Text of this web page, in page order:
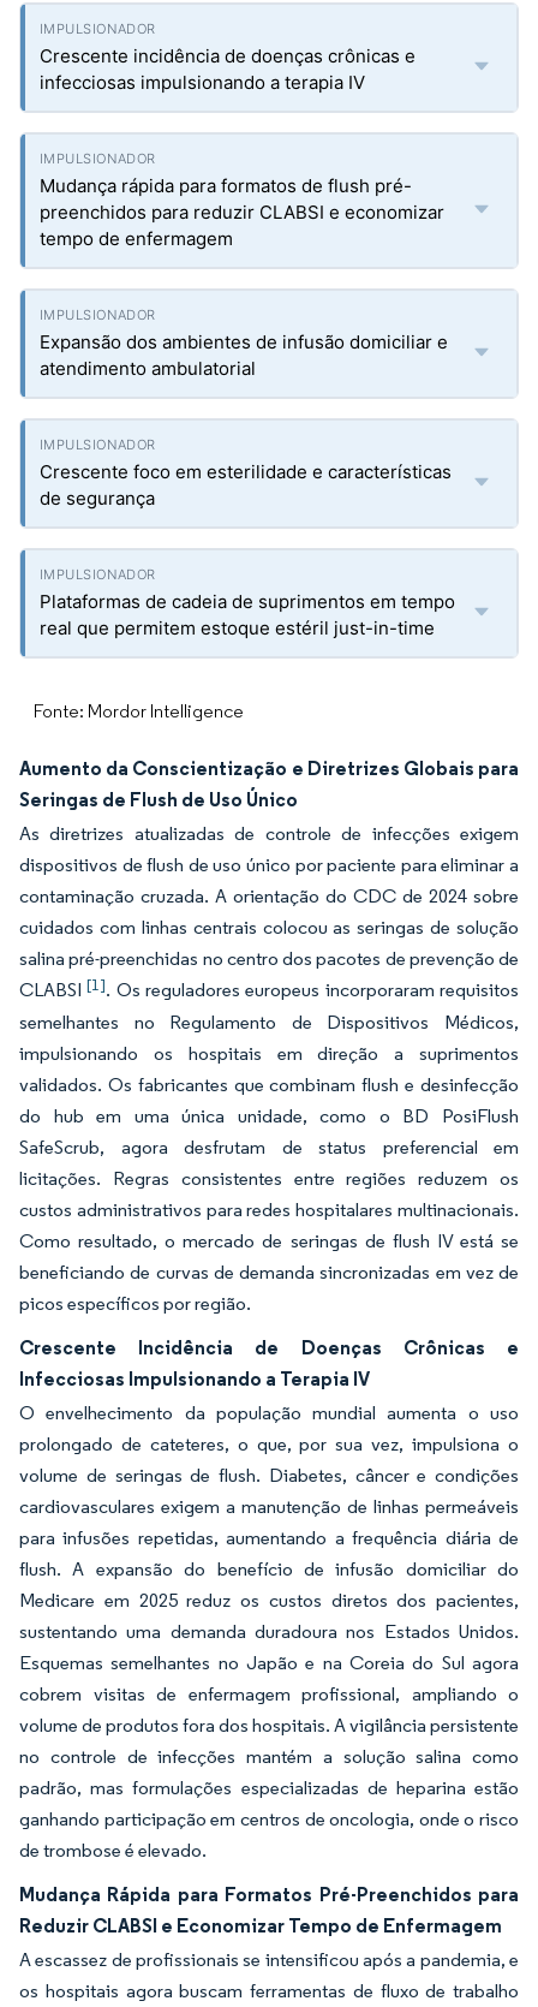
Crescente incidência de doenças crônicas e
infecciosas impulsionando a terapia IV
Mudança rápida para formatos de flush pré-
preenchidos para reduzir CLABSI e economizar
tempo de enfermagem
Expansão dos ambientes de infusão domiciliar e
atendimento ambulatorial
Crescente foco em esterilidade e características
de segurança
Plataformas de cadeia de suprimentos em tempo
real que permitem estoque estéril just-in-time
Fonte: Mordor Intelligence
Aumento da Conscientização e Diretrizes Globais para
Seringas de Flush de Uso Único
As diretrizes atualizadas de controle de infecções exigem
dispositivos de flush de uso único por paciente para eliminar a
contaminação cruzada. A orientação do CDC de 2024 sobre
cuidados com linhas centrais colocou as seringas de solução
salina pré-preenchidas no centro dos pacotes de prevenção de
CLABSI[1]. Os reguladores europeus incorporaram requisitos
semelhantes no Regulamento de Dispositivos Médicos,
impulsionando os hospitais em direção a suprimentos
validados. Os fabricantes que combinam flush e desinfecção
do hub em uma única unidade, como o BD PosiFlush
SafeScrub, agora desfrutam de status preferencial em
licitações. Regras consistentes entre regiões reduzem os
custos administrativos para redes hospitalares multinacionais.
Como resultado, o mercado de seringas de flush IV está se
beneficiando de curvas de demanda sincronizadas em vez de
picos específicos por região.
Crescente Incidência de Doenças Crônicas e
Infecciosas Impulsionando a Terapia IV
O envelhecimento da população mundial aumenta o uso
prolongado de cateteres, o que, por sua vez, impulsiona o
volume de seringas de flush. Diabetes, câncer e condições
cardiovasculares exigem a manutenção de linhas permeáveis
para infusões repetidas, aumentando a frequência diária de
flush. A expansão do benefício de infusão domiciliar do
Medicare em 2025 reduz os custos diretos dos pacientes,
sustentando uma demanda duradoura nos Estados Unidos.
Esquemas semelhantes no Japão e na Coreia do Sul agora
cobrem visitas de enfermagem profissional, ampliando o
volume de produtos fora dos hospitais. A vigilância persistente
no controle de infecções mantém a solução salina como
padrão, mas formulações especializadas de heparina estão
ganhando participação em centros de oncologia, onde o risco
de trombose é elevado.
Mudança Rápida para Formatos Pré-Preenchidos para
Reduzir CLABSI e Economizar Tempo de Enfermagem
A escassez de profissionais se intensificou após a pandemia, e
os hospitais agora buscam ferramentas de fluxo de trabalho